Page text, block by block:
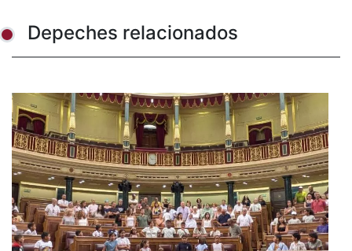
Depeches relacionados